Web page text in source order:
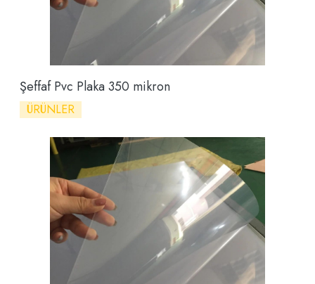
Şeffaf Pvc Plaka 350 mikron
ÜRÜNLER